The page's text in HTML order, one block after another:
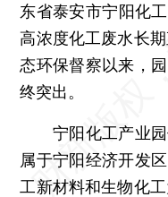
东省泰安市宁阳化
高浓度化工废水长
态环保督察以来，
终突出。
宁阳化工产业园
属于宁阳经济开发
工新材料和生物化